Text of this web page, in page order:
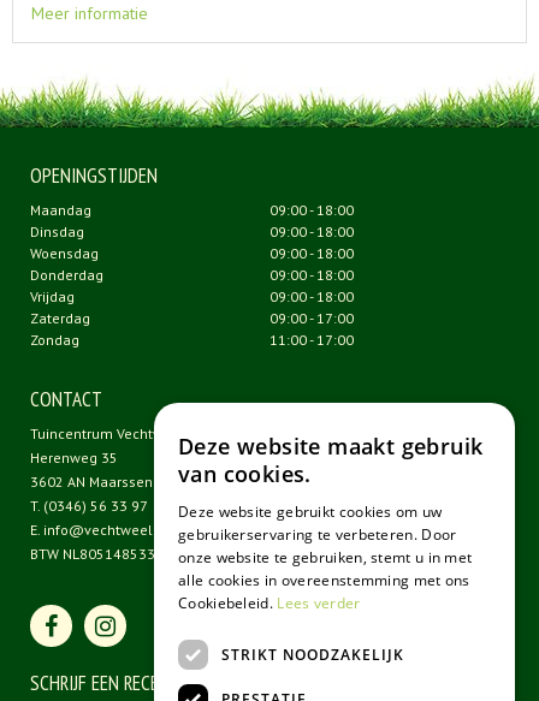
Meer informatie
OPENINGSTIJDEN
Maandag
09:00 - 18:00
Dinsdag
09:00 - 18:00
Woensdag
09:00 - 18:00
Donderdag
09:00 - 18:00
Vrijdag
09:00 - 18:00
Zaterdag
09:00 - 17:00
Zondag
11:00 - 17:00
CONTACT
Tuincentrum Vechtweelde
Herenweg 35
3602 AN Maarssen
T. (0346) 56 33 97
E. info@vechtweelde.nl
BTW NL805148533B01
SCHRIJF EEN RECENSIE
Deze website maakt gebruik
van cookies.
Deze website gebruikt cookies om uw
gebruikerservaring te verbeteren. Door
onze website te gebruiken, stemt u in met
alle cookies in overeenstemming met ons
Cookiebeleid. Lees verder
STRIKT NOODZAKELIJK